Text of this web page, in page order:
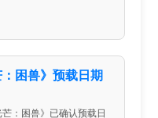
困兽》预载日期
：困兽》已确认预载日